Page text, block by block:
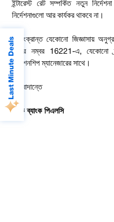
Last Minute Deals
ইন্টারেস্ট রেট সম্পর্কিত নতুন
নির্দেশনাগুলো আর কার্যকর থাকবে না।
এ-সংক্রান্ত যেকোনো জিজ্ঞাসায়
সেন্টার নম্বর 16221-এ, যেকোনো
রিলেশনশিপ ম্যানেজারের সাথে।
ধন্যবাদান্তে
ব্র্যাক ব্যাংক পিএলসি